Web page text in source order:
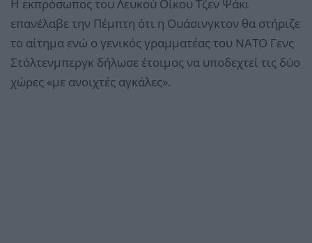
Η εκπρόσωπος του Λευκού Οίκου Τζεν Ψάκι
επανέλαβε την Πέμπτη ότι η Ουάσινγκτον θα στήριζε
το αίτημα ενώ ο γενικός γραμματέας του ΝΑΤΟ Γενς
Στόλτενμπεργκ δήλωσε έτοιμος να υποδεχτεί τις δύο
χώρες «με ανοιχτές αγκάλες».